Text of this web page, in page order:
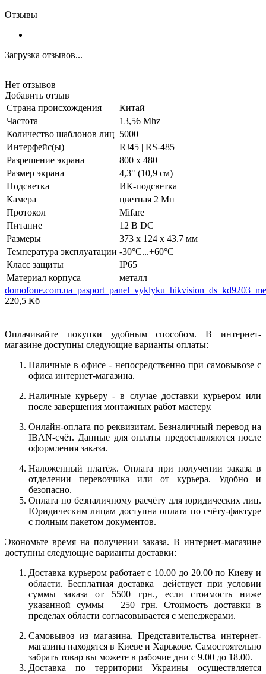
Отзывы
Загрузка отзывов...
Нет отзывов
Добавить отзыв
Страна происхождения
Китай
Частота
13,56 Mhz
Количество шаблонов лиц 5000
Интерфейс(ы)
RJ45 | RS-485
Разрешение экрана
800 х 480
Размер экрана
4,3" (10,9 см)
Подсветка
ИК-подсветка
Камера
цветная 2 Мп
Протокол
Mifare
Питание
12 В DC
Размеры
373 x 124 x 43.7 мм
Температура эксплуатации -30°С...+60°С
Класс защиты
IP65
Материал корпуса
металл
220,5 Кб
Оплачивайте покупки удобным способом. В интернет-
магазине доступны следующие варианты оплаты:
Наличные в офисе - непосредственно при самовывозе с
офиса интернет-магазина.
Наличные курьеру - в случае доставки курьером или
после завершения монтажных работ мастеру.
Онлайн-оплата по реквизитам. Безналичный перевод на
IBAN-счёт. Данные для оплаты предоставляются после
оформления заказа.
Наложенный платёж. Оплата при получении заказа в
отделении перевозчика или от курьера. Удобно и
безопасно.
Оплата по безналичному расчёту для юридических лиц.
Юридическим лицам доступна оплата по счёту-фактуре
с полным пакетом документов.
Экономьте время на получении заказа. В интернет-магазине
доступны следующие варианты доставки:
Доставка курьером работает с 10.00 до 20.00 по Киеву и
области. Бесплатная доставка действует при условии
суммы заказа от 5500 грн., если стоимость ниже
указанной суммы – 250 грн. Стоимость доставки в
пределах области согласовывается с менеджерами.
Самовывоз из магазина. Представительства интернет-
магазина находятся в Киеве и Харькове. Самостоятельно
забрать товар вы можете в рабочие дни с 9.00 до 18.00.
Доставка по территории Украины осуществляется